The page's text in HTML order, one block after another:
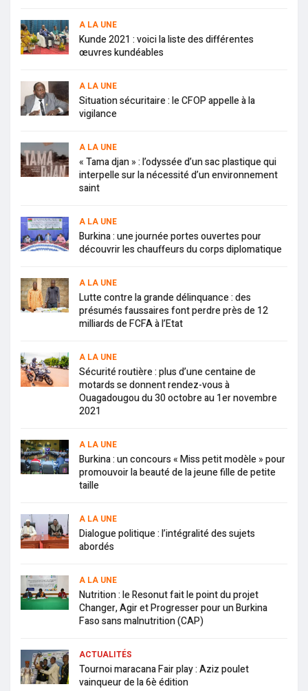
A LA UNE
Kunde 2021 : voici la liste des différentes
œuvres kundéables
A LA UNE
Situation sécuritaire : le CFOP appelle à la
vigilance
A LA UNE
« Tama djan » : l’odyssée d’un sac plastique qui
interpelle sur la nécessité d’un environnement
saint
A LA UNE
Burkina : une journée portes ouvertes pour
découvrir les chauffeurs du corps diplomatique
A LA UNE
Lutte contre la grande délinquance : des
présumés faussaires font perdre près de 12
milliards de FCFA à l’Etat
A LA UNE
Sécurité routière : plus d’une centaine de
motards se donnent rendez-vous à
Ouagadougou du 30 octobre au 1er novembre
2021
A LA UNE
Burkina : un concours « Miss petit modèle » pour
promouvoir la beauté de la jeune fille de petite
taille
A LA UNE
Dialogue politique : l’intégralité des sujets
abordés
A LA UNE
Nutrition : le Resonut fait le point du projet
Changer, Agir et Progresser pour un Burkina
Faso sans malnutrition (CAP)
ACTUALITÉS
Tournoi maracana Fair play : Aziz poulet
vainqueur de la 6è édition